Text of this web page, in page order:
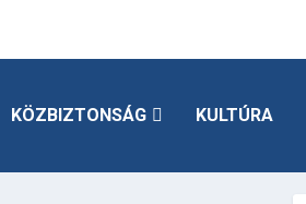
KÖZBIZTONSÁG KULTÚRA